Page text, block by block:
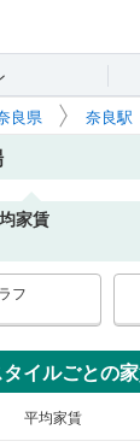
良県 奈良駅
家賃
フ
イルごとの
平均家賃